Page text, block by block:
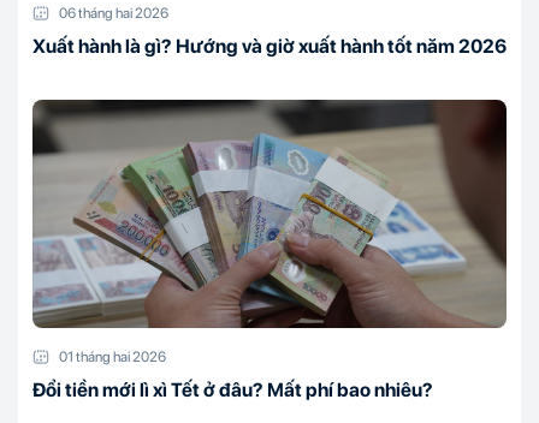
06 tháng hai 2026
Xuất hành là gì? Hướng và giờ xuất hành tốt năm 2026
01 tháng hai 2026
Đổi tiền mới lì xì Tết ở đâu? Mất phí bao nhiêu?